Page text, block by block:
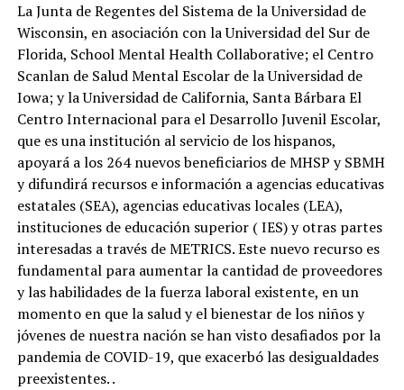
La Junta de Regentes del Sistema de la Universidad de
Wisconsin, en asociación con la Universidad del Sur de
Florida, School Mental Health Collaborative; el Centro
Scanlan de Salud Mental Escolar de la Universidad de
Iowa; y la Universidad de California, Santa Bárbara El
Centro Internacional para el Desarrollo Juvenil Escolar,
que es una institución al servicio de los hispanos,
apoyará a los 264 nuevos beneficiarios de MHSP y SBMH
y difundirá recursos e información a agencias educativas
estatales (SEA), agencias educativas locales (LEA),
instituciones de educación superior ( IES) y otras partes
interesadas a través de METRICS. Este nuevo recurso es
fundamental para aumentar la cantidad de proveedores
y las habilidades de la fuerza laboral existente, en un
momento en que la salud y el bienestar de los niños y
jóvenes de nuestra nación se han visto desafiados por la
pandemia de COVID-19, que exacerbó las desigualdades
preexistentes. .